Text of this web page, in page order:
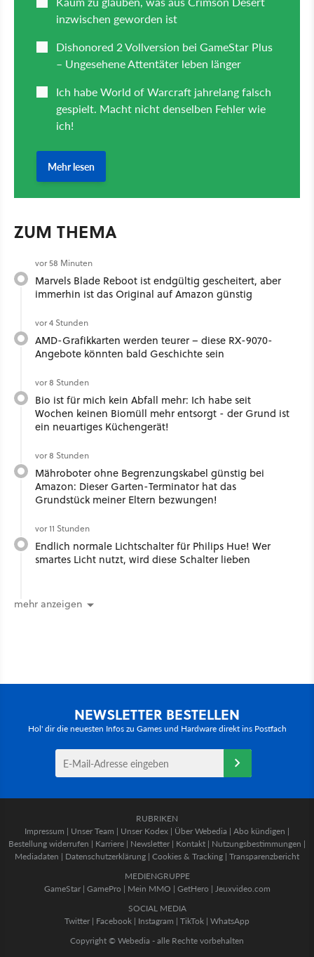
ZUM THEMA
vor 58 Minuten
Marvels Blade Reboot ist endgültig gescheitert, aber
immerhin ist das Original auf Amazon günstig
vor 4 Stunden
AMD-Grafikkarten werden teurer – diese RX-9070-
Angebote könnten bald Geschichte sein
vor 8 Stunden
Bio ist für mich kein Abfall mehr: Ich habe seit
Wochen keinen Biomüll mehr entsorgt - der Grund ist
ein neuartiges Küchengerät!
vor 8 Stunden
Mähroboter ohne Begrenzungskabel günstig bei
Amazon: Dieser Garten-Terminator hat das
Grundstück meiner Eltern bezwungen!
vor 11 Stunden
Endlich normale Lichtschalter für Philips Hue! Wer
smartes Licht nutzt, wird diese Schalter lieben
mehr anzeigen
NEWSLETTER BESTELLEN
Hol' dir die neuesten Infos zu Games und Hardware direkt ins Postfach
RUBRIKEN
Impressum | Unser Team | Unser Kodex | Über Webedia | Abo kündigen |
Bestellung widerrufen | Karriere | Newsletter | Kontakt | Nutzungsbestimmungen |
Mediadaten | Datenschutzerklärung | Cookies & Tracking | Transparenzbericht
MEDIENGRUPPE
GameStar| GamePro | Mein MMO | GetHero | Jeuxvideo.com
SOCIAL MEDIA
Twitter | Facebook | Instagram | TikTok | WhatsApp
Copyright © Webedia - alle Rechte vorbehalten